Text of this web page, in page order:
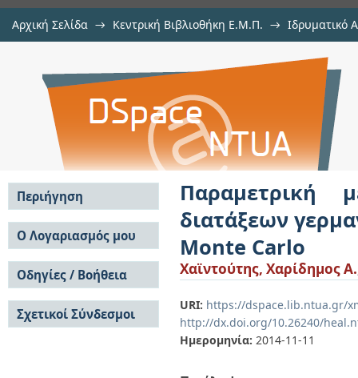
Αρχική Σελίδα → Κεντρική Βιβλιοθήκη Ε.Μ.Π. → Ιδρυματικό
Παραμετρική μελέτη
χρήση τεχνικών προσομοίωσης
Παραμετρική
διατάξεων
Monte Carlo
Χαϊντούτης, Χαρίδημος Α.
URI: https://dspace.lib.ntua.gr/
http://dx.doi.org/10.26240/
Ημερομηνία: 2014-11-11
Περιήγηση
Σε όλο το DSpace
Κοινότητες & Συλλογές
Ανά Ημερομηνία
Έκδοσης
Συγγραφείς
Τίτλοι
Θέματα
Ο Λογαριασμός μου
Σύνδεση
Εγγραφή
Οδηγίες / Βοήθεια
Οδηγίες Υποβολής
Οδηγίες Χρήσης ΙΑ
Συχνές Ερωτήσεις
Σχετικοί Σύνδεσμοι